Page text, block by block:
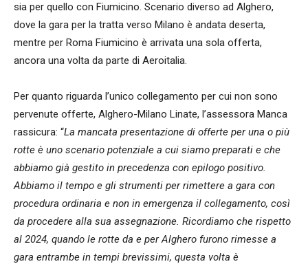
sia per quello con Fiumicino. Scenario diverso ad Alghero,
dove la gara per la tratta verso Milano è andata deserta,
mentre per Roma Fiumicino è arrivata una sola offerta,
ancora una volta da parte di Aeroitalia.
Per quanto riguarda l’unico collegamento per cui non sono
pervenute offerte, Alghero-Milano Linate, l’assessora Manca
rassicura: “La mancata presentazione di offerte per una o più
rotte è uno scenario potenziale a cui siamo preparati e che
abbiamo già gestito in precedenza con epilogo positivo.
Abbiamo il tempo e gli strumenti per rimettere a gara con
procedura ordinaria e non in emergenza il collegamento, così
da procedere alla sua assegnazione. Ricordiamo che rispetto
al 2024, quando le rotte da e per Alghero furono rimesse a
gara entrambe in tempi brevissimi, questa volta è